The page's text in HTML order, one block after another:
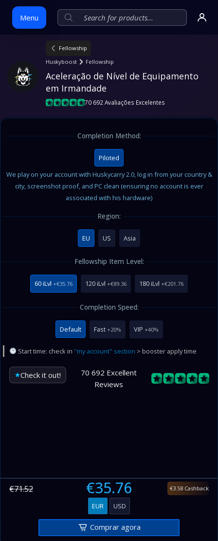
Menu
content
Fellowship
Huskyboost
Fellowship
Aceleração de Nível de Equipamento
em Irmandade
70 692 Avaliações Excelentes
Completion Method:
Piloted
We play on your account with Huskycarry 2.0, log in from your country &
city, screenshot proof, and PC clean (ensuring no account is ever
associated with his hardware)
Region:
EU US Asia
Fellowship Item Level:
60 iLvl +€35.76 120 iLvl +€89.36 180 iLvl +€201.76
Completion Speed:
Default Fast+20% VIP +40%
Start time: check in "my account" section > booster apply time
Check it out!
70 692 Excellent
Reviews
€71.52 €35.76 €3.58 Cashback
EUR USD
Comprar agora